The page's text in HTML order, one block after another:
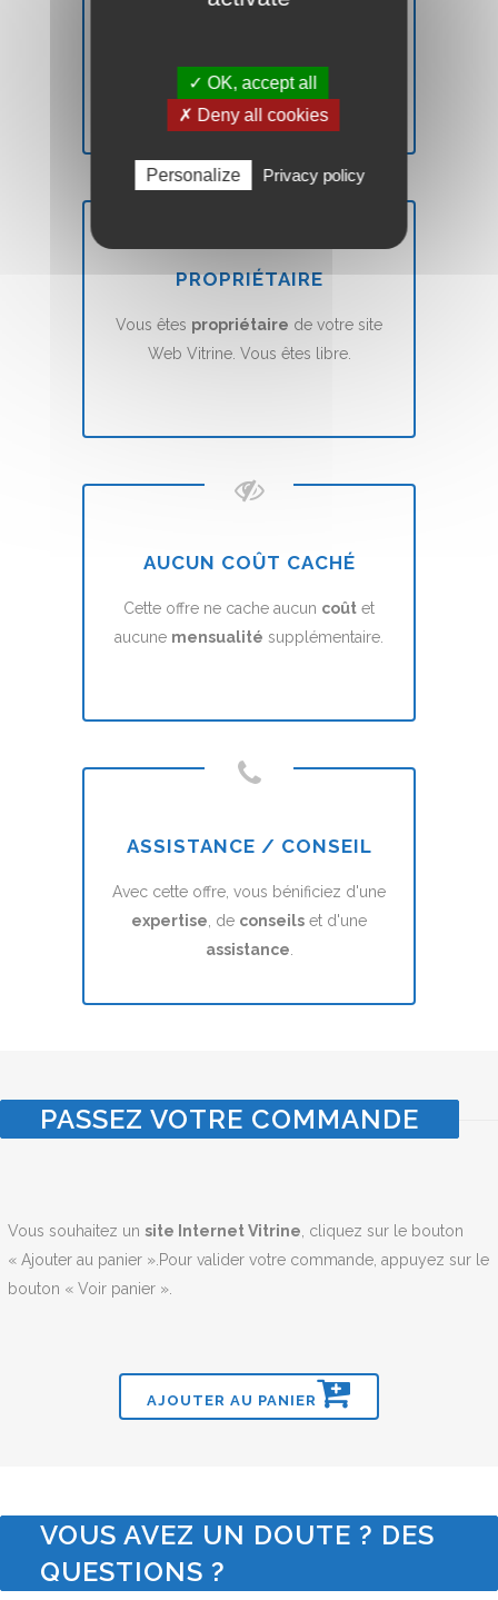
remboursonssans aucune condition.
PROPRIÉTAIRE
Vous êtes propriétaire de votre site
Web Vitrine. Vous êtes libre.
AUCUN COÛT CACHÉ
Cette offre ne cache aucun coût et
aucune mensualité supplémentaire.
ASSISTANCE / CONSEIL
Avec cette offre, vous bénificiez d'une
expertise, de conseils et d'une
assistance.
PASSEZ VOTRE COMMANDE
Vous souhaitez un site Internet Vitrine, cliquez sur le bouton
« Ajouter au panier ».Pour valider votre commande, appuyez sur le
bouton « Voir panier ».
AJOUTER AU PANIER
VOUS AVEZ UN DOUTE ? DES
QUESTIONS ?
✓ OK, accept all
✗ Deny all cookies
Personalize Privacy policy